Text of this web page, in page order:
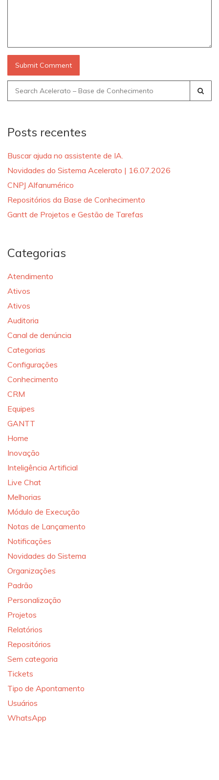
Search
for:
Posts recentes
Buscar ajuda no assistente de IA.
Novidades do Sistema Acelerato | 16.07.2026
CNPJ Alfanumérico
Repositórios da Base de Conhecimento
Gantt de Projetos e Gestão de Tarefas
Categorias
Atendimento
Ativos
Ativos
Auditoria
Canal de denúncia
Categorias
Configurações
Conhecimento
CRM
Equipes
GANTT
Home
Inovação
Inteligência Artificial
Live Chat
Melhorias
Módulo de Execução
Notas de Lançamento
Notificações
Novidades do Sistema
Organizações
Padrão
Personalização
Projetos
Relatórios
Repositórios
Sem categoria
Tickets
Tipo de Apontamento
Usuários
WhatsApp